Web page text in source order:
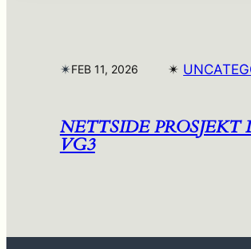
✴︎FEB 11, 2026 ✴︎
NETTSIDE PROSJEKT
VG3